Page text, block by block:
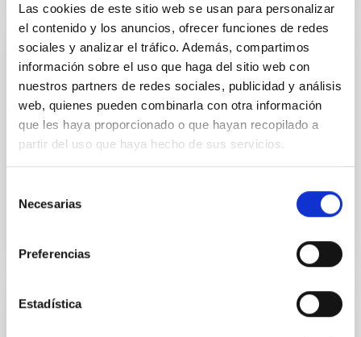
Las cookies de este sitio web se usan para personalizar
el contenido y los anuncios, ofrecer funciones de redes
sociales y analizar el tráfico. Además, compartimos
información sobre el uso que haga del sitio web con
nuestros partners de redes sociales, publicidad y análisis
web, quienes pueden combinarla con otra información
que les haya proporcionado o que hayan recopilado a
partir del uso que haya hecho de sus servicios.
Necesarias
Preferencias
Estadística
PUBLICACIÓN
A Forth-and-Back Implicit Lambda -
Iteration
In many radiative transfer (RT) problems, the sources
contain a scattering term that couples all the specific
RT equations, one for each frequency and direction...
PUBLICACIÓN